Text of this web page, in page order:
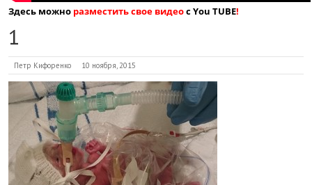
Здесь можно разместить свое видеос You TUBE!
1
Петр Кифоренко 10 ноября, 2015